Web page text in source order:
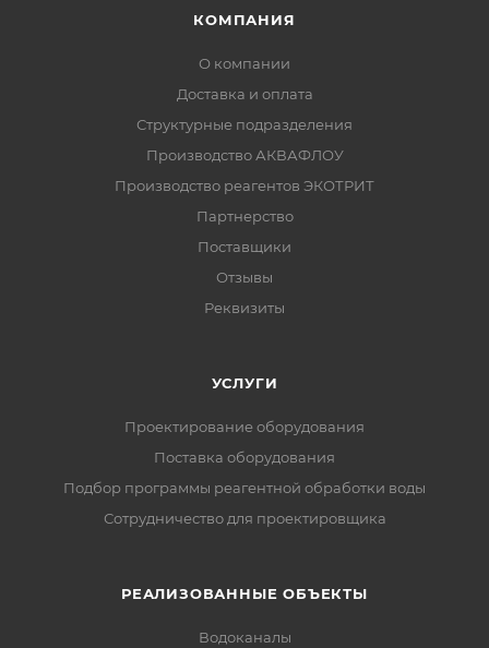
КОМПАНИЯ
О компании
Доставка и оплата
Структурные подразделения
Производство АКВАФЛОУ
Производство реагентов ЭКОТРИТ
Партнерство
Поставщики
Отзывы
Реквизиты
УСЛУГИ
Проектирование оборудования
Поставка оборудования
Подбор программы реагентной обработки воды
Сотрудничество для проектировщика
РЕАЛИЗОВАННЫЕ ОБЪЕКТЫ
Водоканалы